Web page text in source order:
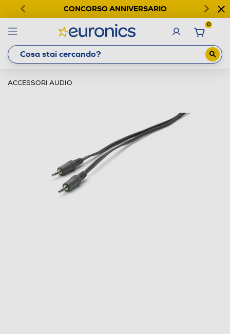
CONCORSO ANNIVERSARIO
0
ACCESSORI AUDIO